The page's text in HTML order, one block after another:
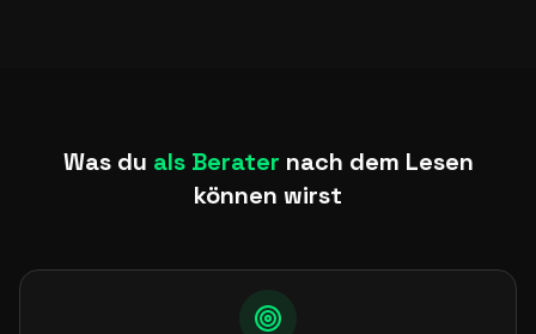
Was du als Berater nach dem Lesen
können wirst